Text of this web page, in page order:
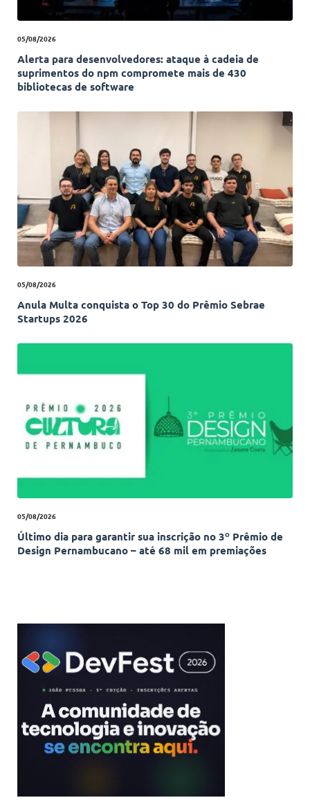
05/08/2026
Alerta para desenvolvedores: ataque à cadeia de
suprimentos do npm compromete mais de 430
bibliotecas de software
05/08/2026
Anula Multa conquista o Top 30 do Prêmio Sebrae
Startups 2026
05/08/2026
Último dia para garantir sua inscrição no 3º Prêmio de
Design Pernambucano – até 68 mil em premiações